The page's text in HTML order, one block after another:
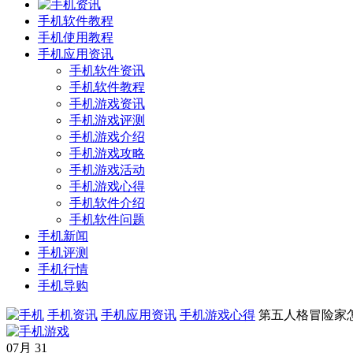
手机软件教程
手机使用教程
手机应用资讯
手机软件资讯
手机软件教程
手机游戏资讯
手机游戏评测
手机游戏介绍
手机游戏攻略
手机游戏活动
手机游戏心得
手机软件介绍
手机软件问题
手机新闻
手机评测
手机行情
手机导购
手机资讯 手机应用资讯 手机游戏心得 第五人格冒险家
07月 31